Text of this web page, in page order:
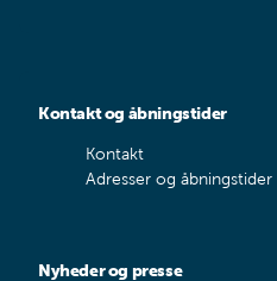
Kontakt og åbningstider
Kontakt
Adresser og åbningstider
Nyheder og presse